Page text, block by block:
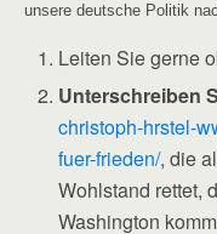
unsere deutsche Politik
Leiten Sie gerne
Unterschreiben
christoph-hrstel-
fuer-frieden/, die
Wohlstand rettet,
Washington